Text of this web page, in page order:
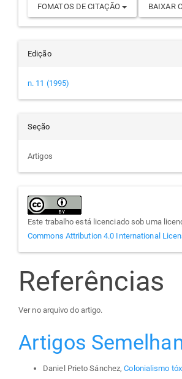
FOMATOS DE CITAÇÃO BAIXAR
Edição
n. 11 (1995)
Seção
Artigos
Este trabalho está licenciado sob uma
Commons Attribution 4.0 International
Referências
Ver no arquivo do artigo.
Artigos
Daniel Prieto Sánchez,Colonialismo